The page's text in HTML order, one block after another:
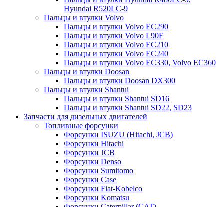
Hyundai R520LC-9
Пальцы и втулки Volvo
Пальцы и втулки Volvo EC290
Пальцы и втулки Volvo L90F
Пальцы и втулки Volvo EC210
Пальцы и втулки Volvo EC240
Пальцы и втулки Volvo EC330, Volvo EC360
Пальцы и втулки Doosan
Пальцы и втулки Doosan DX300
Пальцы и втулки Shantui
Пальцы и втулки Shantui SD16
Пальцы и втулки Shantui SD22, SD23
Запчасти для дизельных двигателей
Топливные форсунки
Форсунки ISUZU (Hitachi, JCB)
Форсунки Hitachi
Форсунки JCB
Форсунки Denso
Форсунки Sumitomo
Форсунки Case
Форсунки Fiat-Kobelco
Форсунки Komatsu